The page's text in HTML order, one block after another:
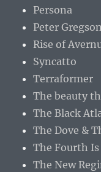
Persona
Peter Gregson
Rise of
Syncatto
Terraformer
The beauty
The Black
The Dove &
The Fourth Is
The New